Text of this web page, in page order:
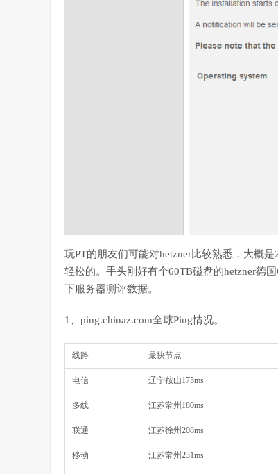
玩PT的朋友们可能对hetzner比较熟悉，大概
轻松的。手头刚好有个60TB磁盘的hetzner德
下服务器测评数据。
1、ping.chinaz.com全球Ping情况。
线路 最快节点
电信 辽宁鞍山175ms
多线 江苏常州180ms
联通 江苏徐州208ms
移动 江苏常州231ms